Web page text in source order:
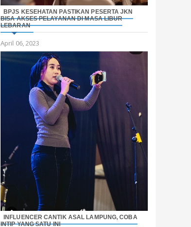
BPJS KESEHATAN PASTIKAN PESERTA JKN
BISA AKSES PELAYANAN DI MASA LIBUR
LEBARAN
April 06, 2023
INFLUENCER CANTIK ASAL LAMPUNG, COBA
INTIP YANG SATU INI